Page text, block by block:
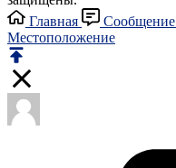
Главная
Сообщение
Местоположение